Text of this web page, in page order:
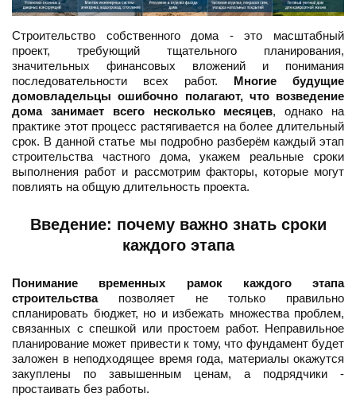
Строительство собственного дома - это масштабный
проект, требующий тщательного планирования,
значительных финансовых вложений и понимания
последовательности всех работ. Многие будущие
домовладельцы ошибочно полагают, что возведение
дома занимает всего несколько месяцев, однако на
практике этот процесс растягивается на более длительный
срок. В данной статье мы подробно разберём каждый этап
строительства частного дома, укажем реальные сроки
выполнения работ и рассмотрим факторы, которые могут
повлиять на общую длительность проекта.
Введение: почему важно знать сроки
каждого этапа
Понимание временных рамок каждого этапа
строительствапозволяет не только правильно
спланировать бюджет, но и избежать множества проблем,
связанных с спешкой или простоем работ. Неправильное
планирование может привести к тому, что фундамент будет
заложен в неподходящее время года, материалы окажутся
закуплены по завышенным ценам, а подрядчики -
простаивать без работы.